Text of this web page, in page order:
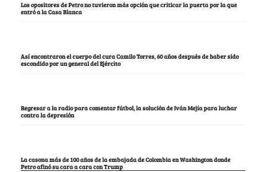
Los opositores de Petro no tuvieron más opción que criticar la puerta por la que
entró a la Casa Blanca
Así encontraron el cuerpo del cura Camilo Torres, 60 años después de haber sido
escondido por un general del Ejército
Regresar a la radio para comentar fútbol, la solución de Iván Mejía para luchar
contra la depresión
La casona más de 100 años de la embajada de Colombia en Washington donde
Petro afinó su cara a cara con Trump